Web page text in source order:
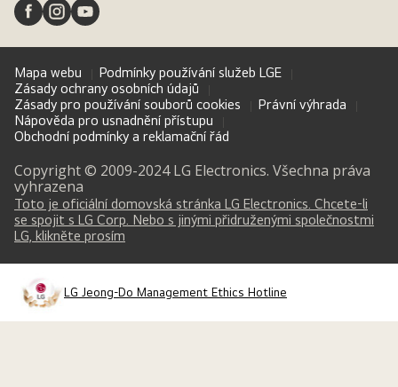
Mapa webu
Podmínky používání služeb LGE
Zásady ochrany osobních údajů
Zásady pro používání souborů cookies
Právní výhrada
Nápověda pro usnadnění přístupu
Obchodní podmínky a reklamační řád
Copyright © 2009-2024 LG Electronics. Všechna práva
vyhrazena
Toto je oficiální domovská stránka LG Electronics. Chcete-li
se spojit s LG Corp. Nebo s jinými přidruženými společnostmi
LG, klikněte prosím
LG Jeong-Do Management Ethics Hotline
(opens in a new tab)